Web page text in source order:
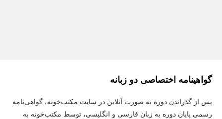
گواهینامه اختصاصی دو زبانه
پس از گذراندن دوره به صورت آنلاین در سایت مکتب‌خونه، گواهی‌نامه
رسمی پایان دوره به زبان فارسی و انگلیسی، توسط مکتب‌خونه به